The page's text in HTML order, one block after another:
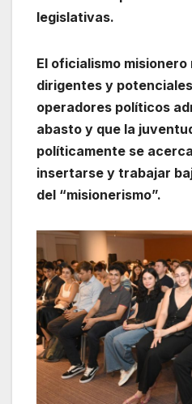
legislativas.
El oficialismo
dirigentes y
operadores políticos
abasto y que la
políticamente se
insertarse y trabajar
del “misionerismo”.